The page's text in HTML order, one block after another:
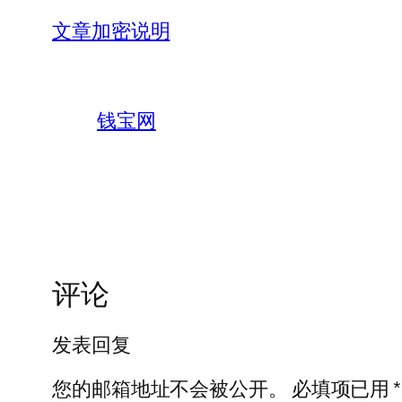
文章加密说明
钱宝网
评论
发表回复
您的邮箱地址不会被公开。
必填项已用*